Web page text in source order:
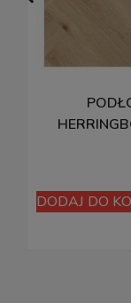
DODAJ DO